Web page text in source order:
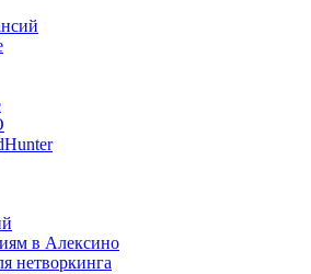
в Алексино
нетворкинга